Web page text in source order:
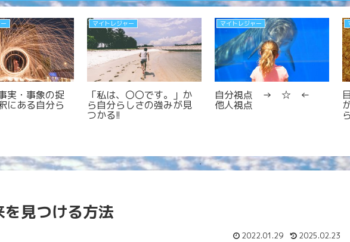
トレジャー
分視点 → ☆ ←
視点
マイトレジャー
目標がブレるのは、目標
があって、目的がないか
ら？
マイトレジャー
「私は、〇〇な人で
す。」書き出して、自分
見つける方法
2022.01.29 2025.02.23